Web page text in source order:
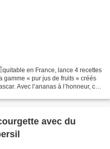
en France, lance 4 recettes
gamme « pur jus de fruits » créés
Avec l’ananas à l’honneur, ces
avec du